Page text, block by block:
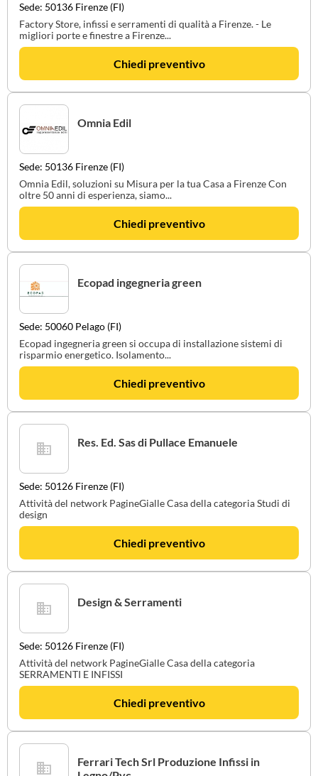
Sede: 50136 Firenze (FI)
Factory Store, infissi e serramenti di qualità a Firenze. - Le
migliori porte e finestre a Firenze...
Chiedi preventivo
Omnia Edil
Sede: 50136 Firenze (FI)
Omnia Edil, soluzioni su Misura per la tua Casa a Firenze Con
oltre 50 anni di esperienza, siamo...
Chiedi preventivo
Ecopad ingegneria green
Sede: 50060 Pelago (FI)
Ecopad ingegneria green si occupa di installazione sistemi di
risparmio energetico. Isolamento...
Chiedi preventivo
Res. Ed. Sas di Pullace Emanuele
Sede: 50126 Firenze (FI)
Attività del network PagineGialle Casa della categoria Studi di
design
Chiedi preventivo
Design & Serramenti
Sede: 50126 Firenze (FI)
Attività del network PagineGialle Casa della categoria
SERRAMENTI E INFISSI
Chiedi preventivo
Ferrari Tech Srl Produzione Infissi in